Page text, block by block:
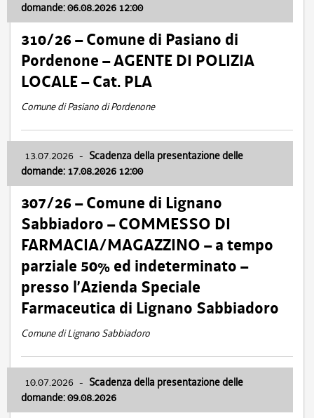
domande: 06.08.2026 12:00
310/26 – Comune di Pasiano di
Pordenone – AGENTE DI POLIZIA
LOCALE – Cat. PLA
Comune di Pasiano di Pordenone
13.07.2026 - Scadenza della presentazione delle
domande: 17.08.2026 12:00
307/26 – Comune di Lignano
Sabbiadoro – COMMESSO DI
FARMACIA/MAGAZZINO – a tempo
parziale 50% ed indeterminato –
presso l’Azienda Speciale
Farmaceutica di Lignano Sabbiadoro
Comune di Lignano Sabbiadoro
10.07.2026 - Scadenza della presentazione delle
domande: 09.08.2026